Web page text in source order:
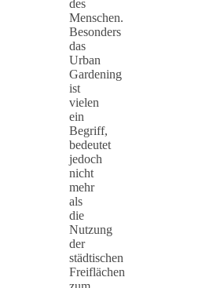
des
Menschen.
Besonders
das
Urban
Gardening
ist
vielen
ein
Begriff,
bedeutet
jedoch
nicht
mehr
als
die
Nutzung
der
städtischen
Freiflächen